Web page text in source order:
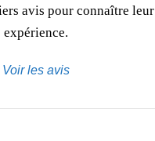
avis pour connaître leur
expérience.
Voir les avis